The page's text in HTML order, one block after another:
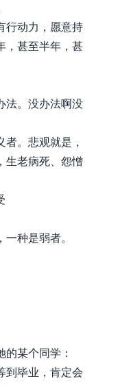
行动力，愿意持
，甚至半年，甚
法。没办法啊没
。悲观就是，
生老病死、怨憎
种是弱者。
某个同学：
到毕业，肯定会